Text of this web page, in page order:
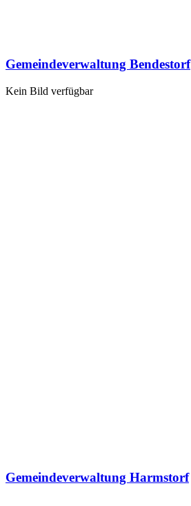
Gemeindeverwaltung Bendestorf
Kein Bild verfügbar
Gemeindeverwaltung Harmstorf